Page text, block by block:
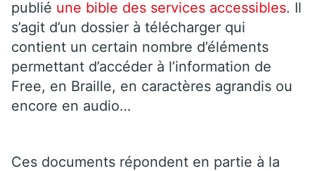
publié une bible des services accessibles. Il
s’agit d’un dossier à télécharger qui
contient un certain nombre d’éléments
permettant d’accéder à l’information de
Free, en Braille, en caractères agrandis ou
encore en audio…
Ces documents répondent en partie à la